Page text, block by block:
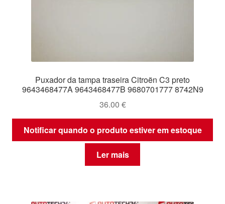
Puxador da tampa traseira Citroën C3 preto
9643468477A 9643468477B 9680701777 8742N9
36.00 €
Notificar quando o produto estiver em estoque
Ler mais